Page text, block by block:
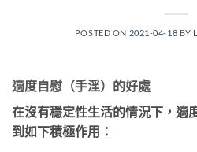
POSTED ON 2021-04-18 BY
適度自慰（手淫）的好處
在沒有穩定性生活的情況下，適
到如下積極作用：